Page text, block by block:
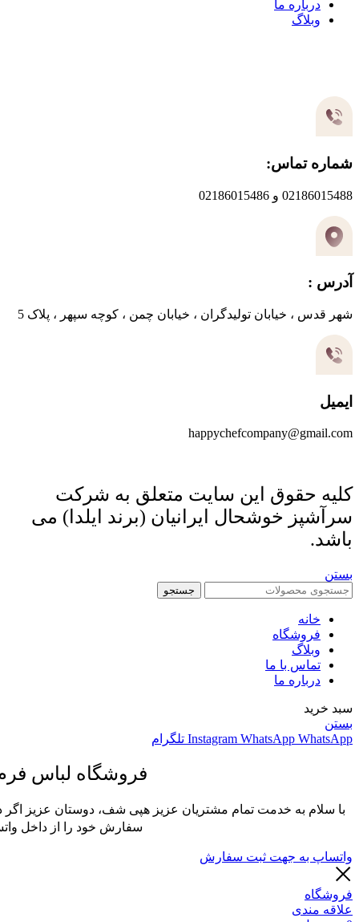
درباره ما
وبلاگ
شماره تماس:
02186015488 و 02186015486
آدرس :
شهر قدس ، خیابان تولیدگران ، خیابان چمن ، کوچه سپهر ، پلاک 5
ایمیل
happychefcompany@gmail.com
کلیه حقوق این سایت متعلق به شرکت
سرآشپز خوشحال ایرانیان (برند ایلدا) می
باشد.
بستن
جستجو
خانه
فروشگاه
وبلاگ
تماس با ما
درباره ما
سبد خرید
بستن
Instagram WhatsApp WhatsApp تلگرام
فروشگاه لباس
با سلام به خدمت تمام مشتریان عزیز هپی شف، دوستان عزیز اگر
سفارش خود را از داخل
واتساپ به جهت ثبت سفارش
فروشگاه
علاقه مندی